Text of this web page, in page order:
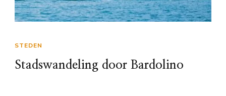
STEDEN
Stadswandeling door Bardolino